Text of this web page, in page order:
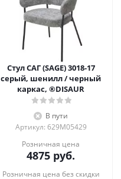
Стул САГ (SAGE) 3018-17
серый, шенилл / черный
каркас, ®DISAUR
В пути
Артикул: 629M05429
Розничная цена
4875 руб.
Розничная цена без скидки